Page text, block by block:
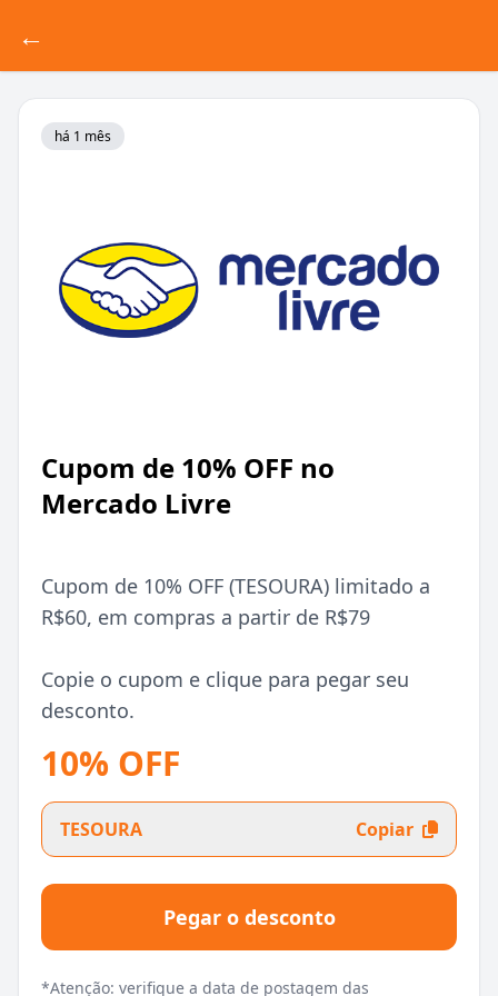
←
há 1 mês
Cupom de 10% OFF no
Mercado Livre
Cupom de 10% OFF (TESOURA) limitado a
R$60, em compras a partir de R$79
Copie o cupom e clique para pegar seu
desconto.
10% OFF
TESOURA Copiar
Pegar o desconto
*Atenção: verifique a data de postagem das